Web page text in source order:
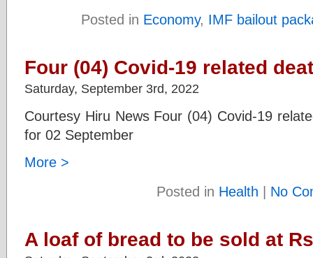
Posted in Economy, IMF bailout
Four (04) Covid-19 related
Saturday, September 3rd, 2022
Courtesy Hiru News Four (04) Covid-19
for 02 September
More >
Posted in Health | No
A loaf of bread to be sold at